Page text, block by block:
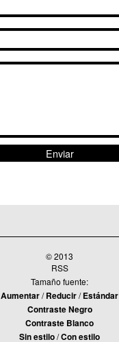
© 2013
RSS
Tamaño fuente:
Aumentar/Reducir/Estándar
Contraste Negro
Contraste Blanco
Sin estilo/Con estilo